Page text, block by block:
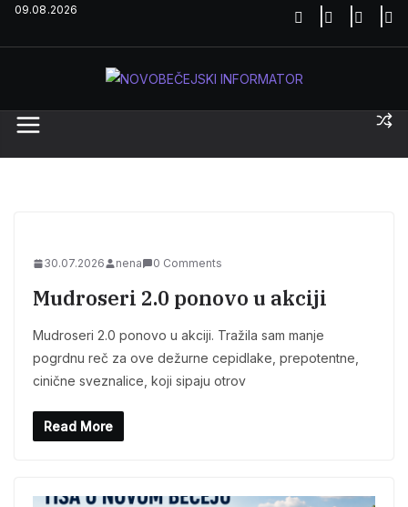
Skip09.08.2026
30.07.2026 nena 0 Comments
Mudroseri 2.0 ponovo u akciji
Mudroseri 2.0 ponovo u akciji. Tražila sam manje
pogrdnu reč za ove dežurne cepidlake, prepotentne,
cinične sveznalice, koji sipaju otrov
Read More